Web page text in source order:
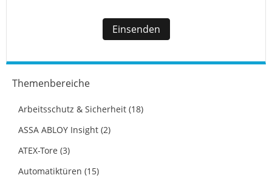
Themenbereiche
Arbeitsschutz & Sicherheit (18)
ASSA ABLOY Insight (2)
ATEX-Tore (3)
Automatiktüren (15)